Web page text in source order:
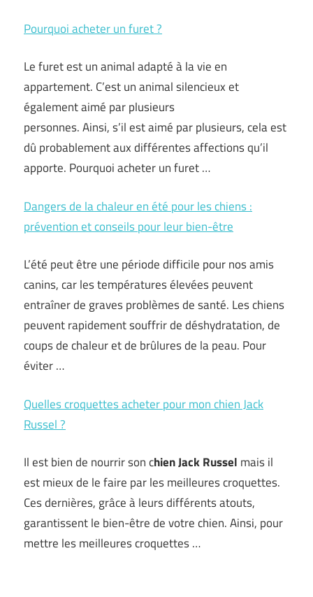
Pourquoi acheter un furet ?
Le furet est un animal adapté à la vie en
appartement. C’est un animal silencieux et
également aimé par plusieurs
personnes. Ainsi, s’il est aimé par plusieurs, cela est
dû probablement aux différentes affections qu’il
apporte. Pourquoi acheter un furet …
Dangers de la chaleur en été pour les chiens :
prévention et conseils pour leur bien-être
L’été peut être une période difficile pour nos amis
canins, car les températures élevées peuvent
entraîner de graves problèmes de santé. Les chiens
peuvent rapidement souffrir de déshydratation, de
coups de chaleur et de brûlures de la peau. Pour
éviter …
Quelles croquettes acheter pour mon chien Jack
Russel ?
Il est bien de nourrir son chien Jack Russel mais il
est mieux de le faire par les meilleures croquettes.
Ces dernières, grâce à leurs différents atouts,
garantissent le bien-être de votre chien. Ainsi, pour
mettre les meilleures croquettes …